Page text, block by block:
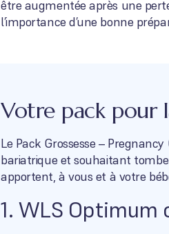
être augmentée après une
l’importance d’une bonne
Votre pack pour
Le Pack Grossesse –
bariatrique et souhaitant
apportent, à vous et à votre
1. WLS Optimum